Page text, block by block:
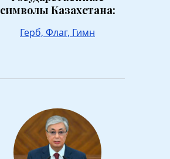
символы Казахстана:
Герб, Флаг, Гимн